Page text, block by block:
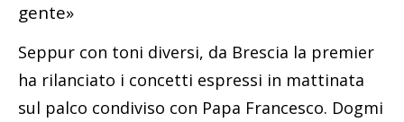
gente»
Seppur con toni diversi, da Brescia la premier
ha rilanciato i concetti espressi in mattinata
sul palco condiviso con Papa Francesco. Dogmi